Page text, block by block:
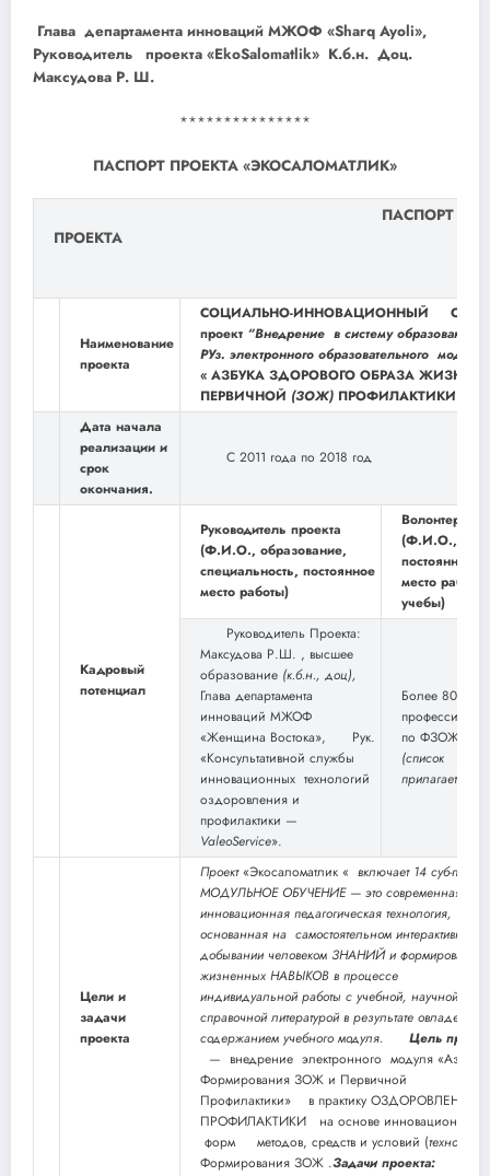
Глава департамента инноваций МЖОФ «Sharq Ayoli»,
Руководитель проекта «EkoSalomatlik» К.б.н. Доц.
Максудова Р. Ш.
***************
ПАСПОРТ ПРОЕКТА «ЭКОСАЛОМАТЛИК»
ПАСПОРТ
ПРОЕКТА
Наименование
проекта
СОЦИАЛЬНО-ИННОВАЦИОННЫЙ
Суб-
проект “Внедрение в систему образования
РУз. электронного образовательного модуля
« АЗБУКА ЗДОРОВОГО ОБРАЗА ЖИЗНИ И
ПЕРВИЧНОЙ (ЗОЖ) ПРОФИЛАКТИКИ
Дата начала
реализации и
срок
окончания.
С 2011 года по 2018 год
Кадровый
потенциал
Руководитель проекта
(Ф.И.О., образование,
специальность, постоянное
место работы)
Волонтеры
(Ф.И.О.,
постоянное
место
учебы)
Руководитель Проекта:
Максудова Р.Ш. , высшее
образование (к.б.н., доц),
Глава департамента
инноваций МЖОФ
«Женщина Востока», Рук.
«Консультативной службы
инновационных технологий
оздоровления и
профилактики —
ValeoService».
Более 80
по ФЗОЖ
(список
прилагается)
Цели и
задачи
проекта
Проект«Экосаломатлик « включает 14 суб-
МОДУЛЬНОЕ ОБУЧЕНИЕ — это современная
инновационная педагогическая технология,
основанная на самостоятельном интерактивном
добывании человеком ЗНАНИЙ и формирования
жизненных НАВЫКОВ в процессе
индивидуальной работы с учебной, научной,
справочной литературой в результате овладения
содержанием учебного модуля. Цель
— внедрение электронного модуля «Азбука
Формирования ЗОЖ и Первичной
Профилактики» в практику ОЗДОРОВЛЕНИЯ и
ПРОФИЛАКТИКИ на основе инновационных
форм
методов, средств и условий (технологии
Формирования ЗОЖ .Задачи проекта: